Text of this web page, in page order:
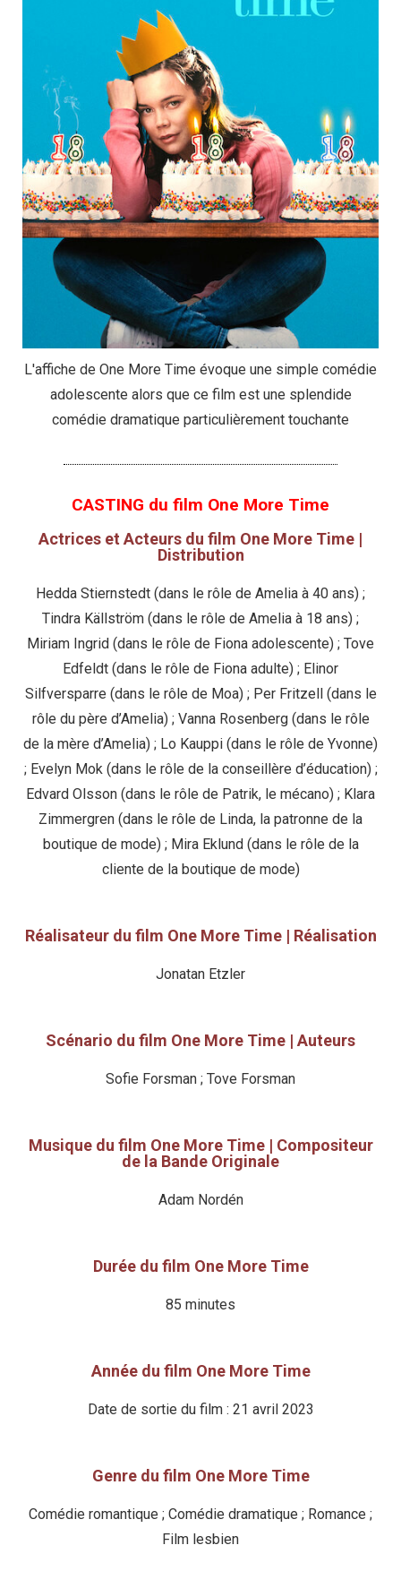
L'affiche de One More Time évoque une simple comédie
adolescente alors que ce film est une splendide
comédie dramatique particulièrement touchante
CASTING du film One More Time
Actrices et Acteurs du film One More Time |
Distribution
Hedda Stiernstedt (dans le rôle de Amelia à 40 ans) ;
Tindra Källström (dans le rôle de Amelia à 18 ans) ;
Miriam Ingrid (dans le rôle de Fiona adolescente) ; Tove
Edfeldt (dans le rôle de Fiona adulte) ; Elinor
Silfversparre (dans le rôle de Moa) ; Per Fritzell (dans le
rôle du père d’Amelia) ; Vanna Rosenberg (dans le rôle
de la mère d’Amelia) ; Lo Kauppi (dans le rôle de Yvonne)
; Evelyn Mok (dans le rôle de la conseillère d’éducation) ;
Edvard Olsson (dans le rôle de Patrik, le mécano) ; Klara
Zimmergren (dans le rôle de Linda, la patronne de la
boutique de mode) ; Mira Eklund (dans le rôle de la
cliente de la boutique de mode)
Réalisateur du film One More Time | Réalisation
Jonatan Etzler
Scénario du film One More Time | Auteurs
Sofie Forsman ; Tove Forsman
Musique du film One More Time | Compositeur
de la Bande Originale
Adam Nordén
Durée du film One More Time
85 minutes
Année du film One More Time
Date de sortie du film : 21 avril 2023
Genre du film One More Time
Comédie romantique ; Comédie dramatique ; Romance ;
Film lesbien